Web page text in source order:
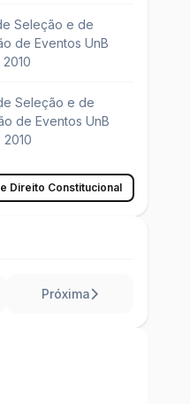
Seleção e de
de Eventos UnB
2010
Seleção e de
de Eventos UnB
2010
Direito Constitucional
Próxima